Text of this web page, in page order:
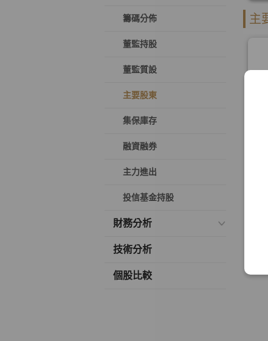
籌碼分佈
董監持股
董監質設
主要股東
集保庫存
融資融券
主力進出
投信基金持股
財務分析
技術分析
個股比較